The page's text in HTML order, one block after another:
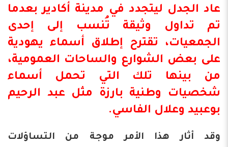
عاد الجدل ليتجدد في مدينة أكادير بعدما
تم تداول وثيقة تُنسب إلى إحدى
الجمعيات، تقترح إطلاق أسماء يهودية
على بعض الشوارع والساحات العمومية،
من بينها تلك التي تحمل أسماء
شخصيات وطنية بارزة مثل عبد الرحيم
بوعبيد وعلال الفاسي.
وقد أثار هذا الأمر موجة من التساؤلات